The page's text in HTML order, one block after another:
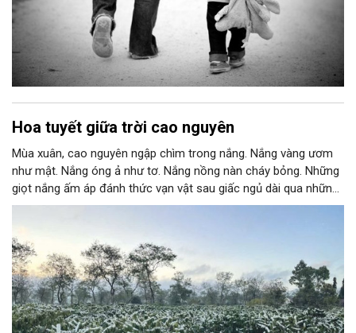
Hoa tuyết giữa trời cao nguyên
Mùa xuân, cao nguyên ngập chìm trong nắng. Nắng vàng ươm
như mật. Nắng óng ả như tơ. Nắng nồng nàn cháy bỏng. Những
giọt nắng ấm áp đánh thức vạn vật sau giấc ngủ dài qua những
ngày đông. Cây lá đâm chồi, hoa cỏ rộn ràng khoe sắc. Những
hoa tuyết sáng lấp lóa giữa đất trời cao nguyên.